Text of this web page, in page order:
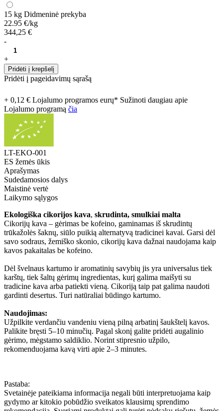
15 kg Didmeninė prekyba
22.95 €/kg
344,25 €
-
+
Pridėti į krepšelį
Pridėti į pageidavimų sąrašą
+ 0,12 € Lojalumo programos eurų* Sužinoti daugiau apie
Lojalumo programą čia
LT-EKO-001
ES žemės ūkis
Aprašymas
Sudedamosios dalys
Maistinė vertė
Laikymo sąlygos
Ekologiška cikorijos kava, skrudinta, smulkiai malta
Cikorijų kava – gėrimas be kofeino, gaminamas iš skrudintų
trūkažolės šaknų, siūlo puikią alternatyvą tradicinei kavai. Garsi dėl
savo sodraus, žemiško skonio, cikorijų kava dažnai naudojama kaip
kavos pakaitalas be kofeino.
Dėl švelnaus kartumo ir aromatinių savybių jis yra universalus tiek
karštų, tiek šaltų gėrimų ingredientas, kurį galima maišyti su
tradicine kava arba patiekti vieną. Cikoriją taip pat galima naudoti
gardinti desertus. Turi natūraliai būdingo kartumo.
Naudojimas:
Užpilkite verdančiu vandeniu vieną pilną arbatinį šaukštelį kavos.
Palikite bręsti 5–10 minučių. Pagal skonį galite pridėti augalinio
gėrimo, mėgstamo saldiklio. Norint stipresnio užpilo,
rekomenduojama kavą virti apie 2–3 minutes.
Pastaba:
Svetainėje pateikiama informacija negali būti interpretuojama kaip
gydymo ar kitokio pobūdžio sveikatos klausimų sprendimo